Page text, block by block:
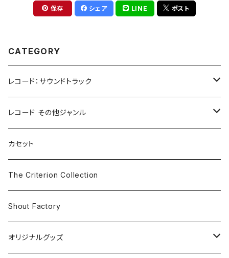
保存 シェア LINE ポスト
CATEGORY
レコード：サウンドトラック
ホラー/スリラー
SF
ドラマ/ロマンス
アクション/クライム
コメディ
レコード その他ジャンル
Rock & Pop
The Smiths
Iron and Wine
Classical
Electronic & Ambient
New Order
Jazz
カセット
The Criterion Collection
Shout Factory
オリジナルグッズ